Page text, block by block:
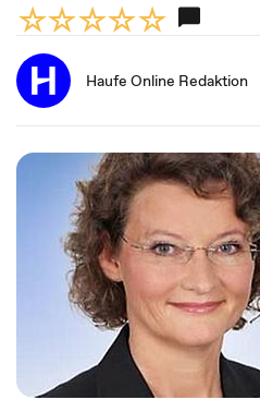
Haufe Online Redaktion